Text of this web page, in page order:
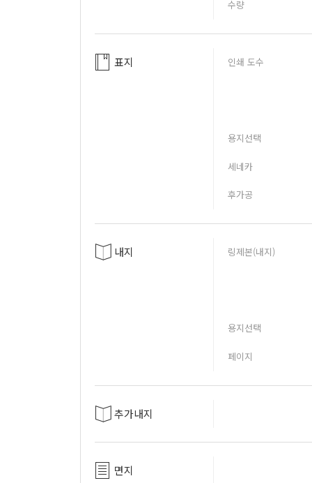
수량
표지 인쇄 도수
용지선택
세네카
후가공
내지 링제본(내지)
용지선택
페이지
추가내지
면지